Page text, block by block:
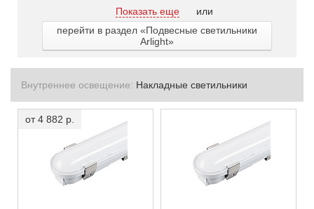
Показать еще
или
перейти в раздел «Подвесные светильники
Arlight»
Внутреннее освещение: Накладные светильники
от 4 882 р.